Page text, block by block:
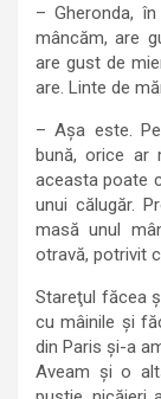
– Gheronda,
mâncăm, are
are gust de
are. Linte de
– Aşa este.
bună, orice ar
aceasta poate
unui călugăr.
masă unul
otravă, potrivit
Stareţul făcea
cu mâinile şi
din Paris şi-a
Aveam şi o